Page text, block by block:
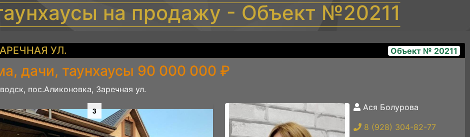
на продажу - Объект №20211
УЛ. Объект № 20211
дачи, таунхаусы 90 000 000 ₽
пос.Аликоновка, Заречная ул.
3
Ася Болурова
8 (928) 304-82-77